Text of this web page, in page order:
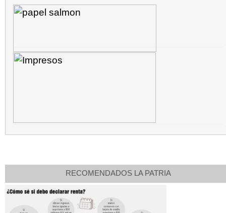
RECOMENDADOS LA PATRIA